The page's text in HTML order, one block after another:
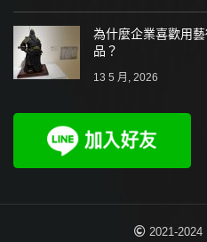
為什麼企業喜歡用
品？
13 5 月, 2026
2021-2024